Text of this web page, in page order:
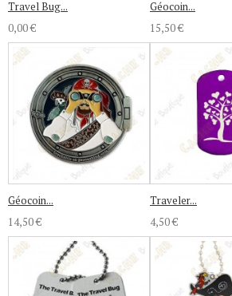
Travel Bug...
0,00 €
Géocoin...
15,50 €
Géocoin...
14,50 €
Traveler...
4,50 €